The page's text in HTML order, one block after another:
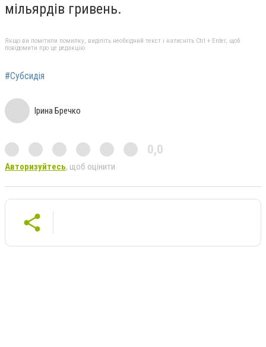
мільярдів гривень.
Якщо ви помітили помилку, виділіть необхідний текст і натисніть Ctrl + Enter, щоб
повідомити про це редакцію
#Субсидія
Ірина Бречко
0,0
Авторизуйтесь, щоб оцінити